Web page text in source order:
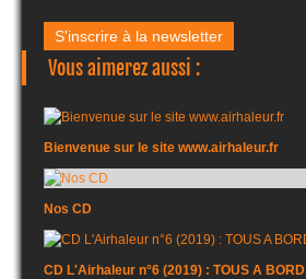
S'inscrire à la newsletter
Vous aimerez aussi :
Bienvenue sur le site www.airhaleur.fr
Nos CD
CD L'Airhaleur n°6 (2019) : TOUS A BORD